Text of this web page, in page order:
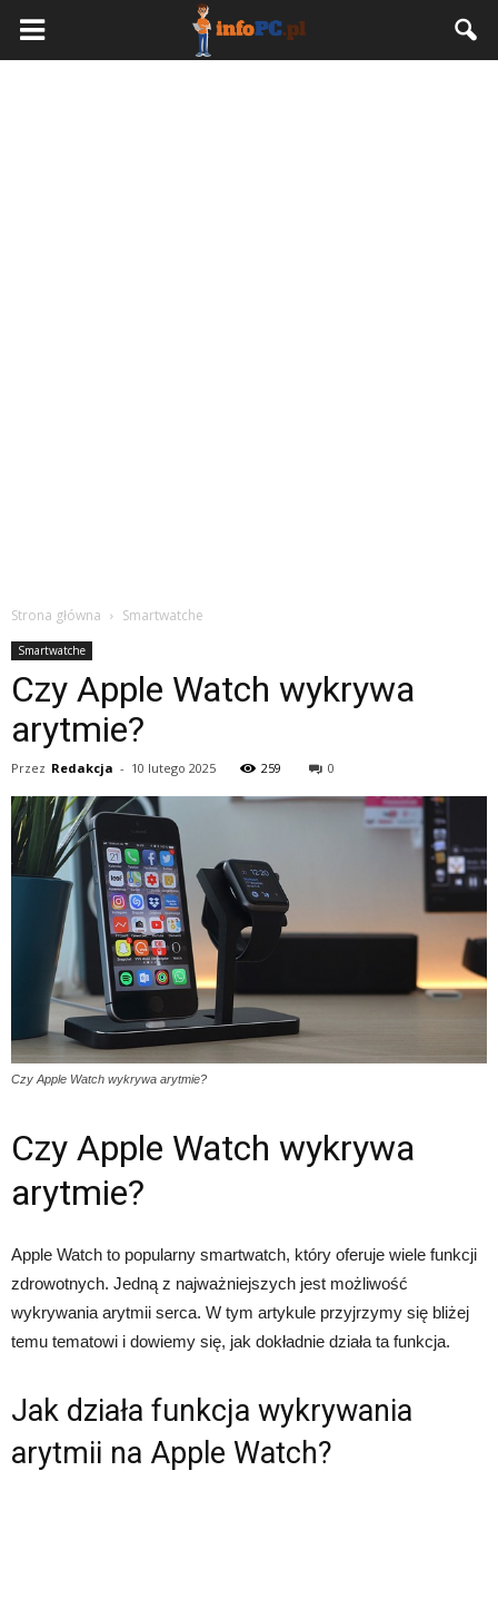
Strona główna Smartwatche
Smartwatche
Czy Apple Watch wykrywa
arytmie?
Przez Redakcja - 10 lutego 2025 259 0
Czy Apple Watch wykrywa arytmie?
Czy Apple Watch wykrywa
arytmie?
Apple Watch to popularny smartwatch, który oferuje wiele funkcji
zdrowotnych. Jedną z najważniejszych jest możliwość
wykrywania arytmii serca. W tym artykule przyjrzymy się bliżej
temu tematowi i dowiemy się, jak dokładnie działa ta funkcja.
Jak działa funkcja wykrywania
arytmii na Apple Watch?